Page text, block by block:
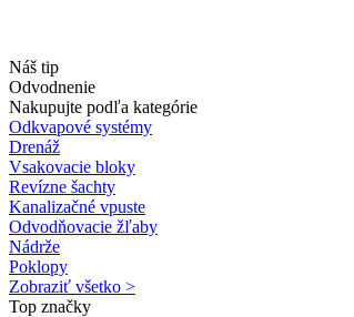
Náš tip
Odvodnenie
Nakupujte podľa kategórie
Odkvapové systémy
Drenáž
Vsakovacie bloky
Revízne šachty
Kanalizačné vpuste
Odvodňovacie žľaby
Nádrže
Poklopy
Zobraziť všetko >
Top značky